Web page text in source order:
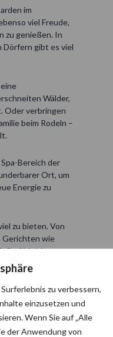
zu verbessern,
einzusetzen und
Wenn Sie auf „Alle
der Anwendung von
im
viel Freude,
zu genießen. In
Dörfern gibt es viel
Wälder,
Oder verbringen
beim Rodeln –
Bereich der
Ort, um
Energie zu
zu bieten. Von
wie
bis hin zu
den örtlichen
seinem
wohnt, kann sogar
Glennie’sspeisen.
lohnt sich